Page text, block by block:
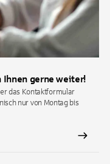
Ihnen gerne weiter!
das Kontaktformular
nur von Montag bis